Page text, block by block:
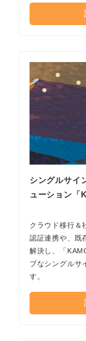
シングルサイ
ューション「
クラウド移行＆
認証連携や、既
解決し、「
ブなシングルサ
す。